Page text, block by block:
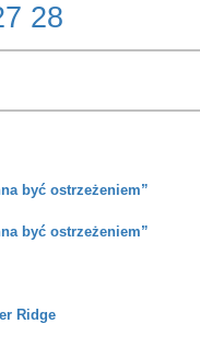
28
być ostrzeżeniem”
być ostrzeżeniem”
Ridge